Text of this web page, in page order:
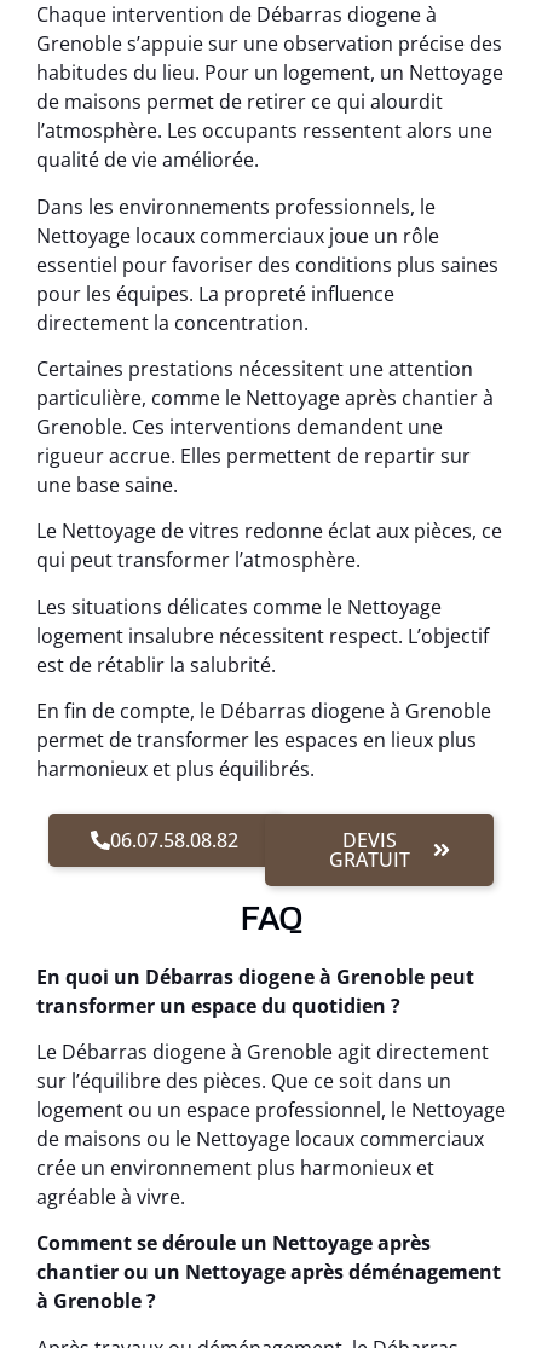
Chaque intervention de Débarras diogene à
Grenoble s’appuie sur une observation précise des
habitudes du lieu. Pour un logement, un Nettoyage
de maisons permet de retirer ce qui alourdit
l’atmosphère. Les occupants ressentent alors une
qualité de vie améliorée.
Dans les environnements professionnels, le
Nettoyage locaux commerciaux joue un rôle
essentiel pour favoriser des conditions plus saines
pour les équipes. La propreté influence
directement la concentration.
Certaines prestations nécessitent une attention
particulière, comme le Nettoyage après chantier à
Grenoble. Ces interventions demandent une
rigueur accrue. Elles permettent de repartir sur
une base saine.
Le Nettoyage de vitres redonne éclat aux pièces, ce
qui peut transformer l’atmosphère.
Les situations délicates comme le Nettoyage
logement insalubre nécessitent respect. L’objectif
est de rétablir la salubrité.
En fin de compte, le Débarras diogene à Grenoble
permet de transformer les espaces en lieux plus
harmonieux et plus équilibrés.
06.07.58.08.82 DEVIS
GRATUIT
FAQ
En quoi un Débarras diogene à Grenoble peut
transformer un espace du quotidien ?
Le Débarras diogene à Grenoble agit directement
sur l’équilibre des pièces. Que ce soit dans un
logement ou un espace professionnel, le Nettoyage
de maisons ou le Nettoyage locaux commerciaux
crée un environnement plus harmonieux et
agréable à vivre.
Comment se déroule un Nettoyage après
chantier ou un Nettoyage après déménagement
à Grenoble ?